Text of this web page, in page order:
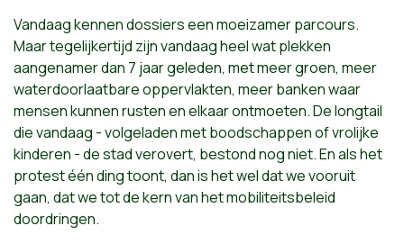
Vandaag kennen dossiers een moeizamer parcours.
Maar tegelijkertijd zijn vandaag heel wat plekken
aangenamer dan 7 jaar geleden, met meer groen, meer
waterdoorlaatbare oppervlakten, meer banken waar
mensen kunnen rusten en elkaar ontmoeten. De longtail
die vandaag - volgeladen met boodschappen of vrolijke
kinderen - de stad verovert, bestond nog niet. En als het
protest één ding toont, dan is het wel dat we vooruit
gaan, dat we tot de kern van het mobiliteitsbeleid
doordringen.